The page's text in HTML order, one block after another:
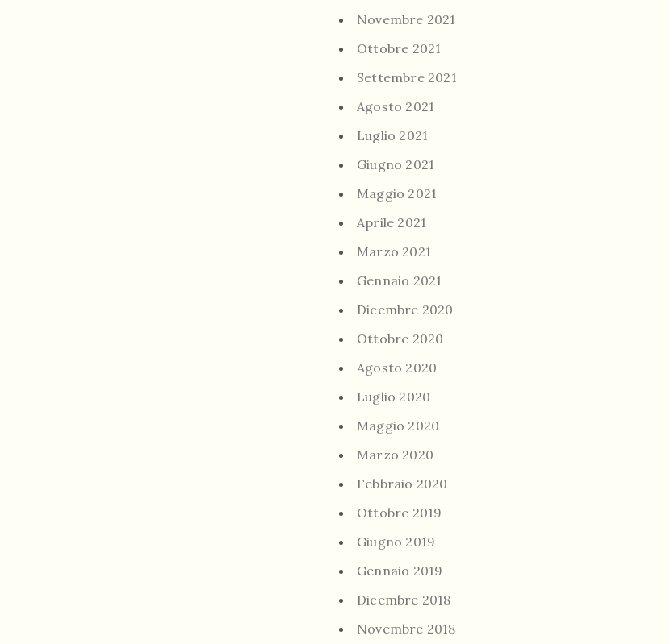
Novembre 2021
Ottobre 2021
Settembre 2021
Agosto 2021
Luglio 2021
Giugno 2021
Maggio 2021
Aprile 2021
Marzo 2021
Gennaio 2021
Dicembre 2020
Ottobre 2020
Agosto 2020
Luglio 2020
Maggio 2020
Marzo 2020
Febbraio 2020
Ottobre 2019
Giugno 2019
Gennaio 2019
Dicembre 2018
Novembre 2018